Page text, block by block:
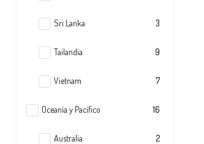
Sri Lanka 3
Tailandia 9
Vietnam 7
Oceanía y Pacífico 16
Australia 2